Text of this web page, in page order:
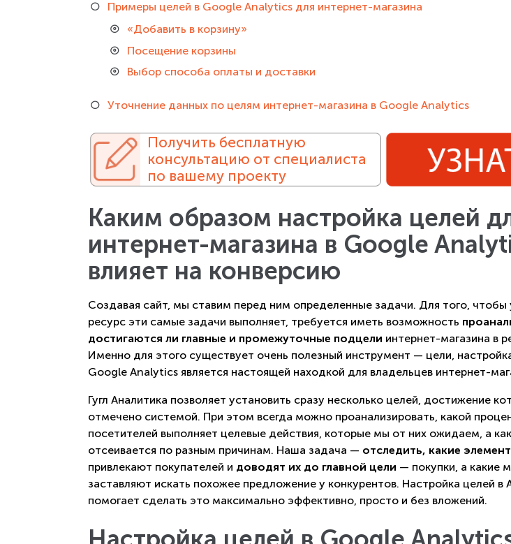
Примеры целей в Google Analytics для интернет-магазина
«Добавить в корзину»
Посещение корзины
Выбор способа оплаты и доставки
Уточнение данных по целям интернет-магазина в Google Analytics
Получить бесплатную
консультацию от специалиста
по вашему проекту
Каким образом настройка целей
интернет-магазина в Google
влияет на конверсию
Создавая сайт, мы ставим перед ним определенные задачи. Для того, чтобы
ресурс эти самые задачи выполняет, требуется иметь возможность
достигаются ли главные и промежуточные подцели интернет-магазина в
Именно для этого существует очень полезный инструмент — цели,
Google Analytics является настоящей находкой для владельцев интернет-
Гугл Аналитика позволяет установить сразу несколько целей, достижение
отмечено системой. При этом всегда можно проанализировать, какой
посетителей выполняет целевые действия, которые мы от них ожидаем, а
отсеивается по разным причинам. Наша задача — отследить, какие
привлекают покупателей и доводят их до главной цели — покупки, а какие
заставляют искать похожее предложение у конкурентов. Настройка целей в
помогает сделать это максимально эффективно, просто и без вложений.